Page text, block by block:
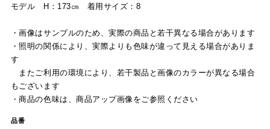
モデル H：173㎝ 着用サイズ：8
・画像はサンプルのため、実際の商品と若干異なる場合があります
・照明の関係により、実際よりも色味が違って見える場合がありま
す
またご利用の環境により、若干製品と画像のカラーが異なる場合
もございます
・商品の色味は、商品アップ画像をご参照ください
品番